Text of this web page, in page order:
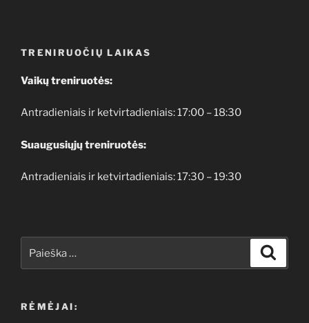
TRENIRUOČIŲ LAIKAS
Vaikų treniruotės:
Antradieniais ir ketvirtadieniais: 17:00 – 18:30
Suaugusiųjų treniruotės:
Antradieniais ir ketvirtadieniais: 17:30 – 19:30
RĖMĖJAI: